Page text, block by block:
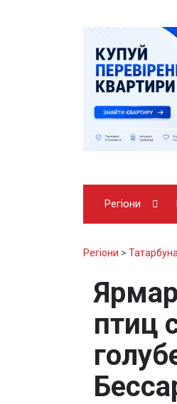
Регіони
Регіони >
птиц